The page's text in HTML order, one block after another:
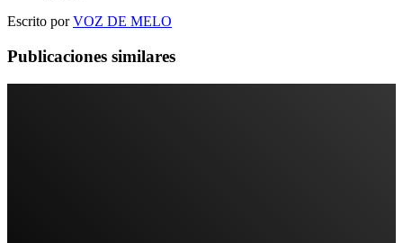
Escrito porVOZ DE MELO
Publicaciones similares